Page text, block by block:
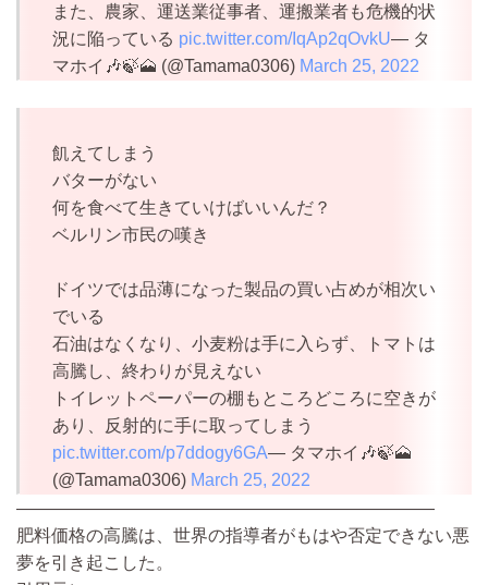
また、農家、運送業従事者、運搬業者も危機的状
況に陥っている pic.twitter.com/IqAp2qOvkU— タ
マホイ🎶🍃🗻 (@Tamama0306) March 25, 2022
飢えてしまう
バターがない
何を食べて生きていけばいいんだ？
ベルリン市民の嘆き
ドイツでは品薄になった製品の買い占めが相次い
でいる
石油はなくなり、小麦粉は手に入らず、トマトは
高騰し、終わりが見えない
トイレットペーパーの棚もところどころに空きが
あり、反射的に手に取ってしまう
pic.twitter.com/p7ddogy6GA— タマホイ🎶🍃🗻
(@Tamama0306) March 25, 2022
————————————————————————
肥料価格の高騰は、世界の指導者がもはや否定できない悪
夢を引き起こした。